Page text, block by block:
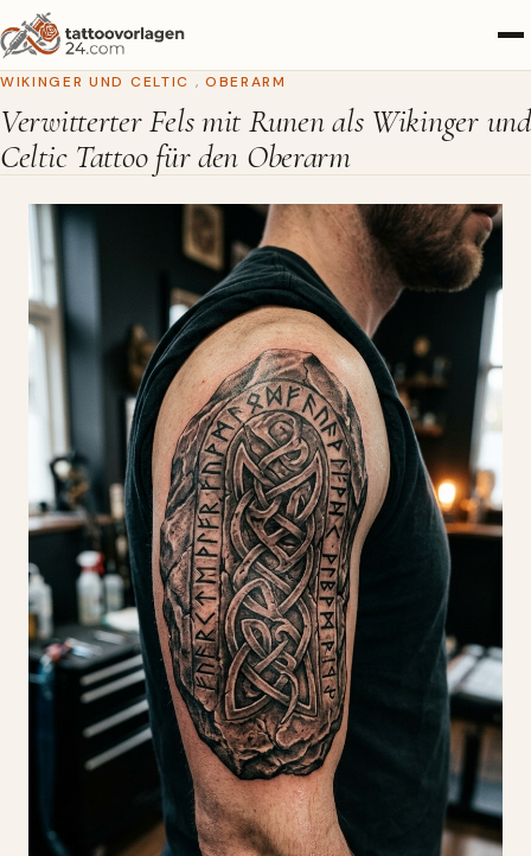
WIKINGER UND CELTIC , OBERARM
Verwitterter Fels mit Runen als Wikinger und
Celtic Tattoo für den Oberarm